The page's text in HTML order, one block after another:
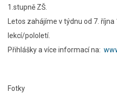
1.stupně ZŠ.
Letos zahájíme v týdnu od 7.
lekcí/pololetí.
Přihlášky a více informací na:
Fotky